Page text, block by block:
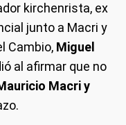
kirchenrista, ex
junto a Macri y
Cambio, Miguel
al afirmar que no
Macri y